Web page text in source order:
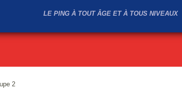
LE PING À TOUT ÂGE ET À TOUS NIVEAUX
2